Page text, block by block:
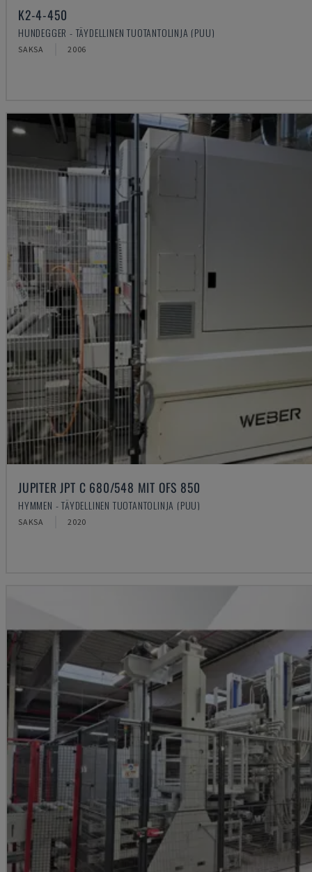
K2-4-450
HUNDEGGER - TÄYDELLINEN TUOTANTOLINJA (PUU)
SAKSA 2006
JUPITER JPT C 680/548 MIT OFS 850
HYMMEN - TÄYDELLINEN TUOTANTOLINJA (PUU)
SAKSA 2020